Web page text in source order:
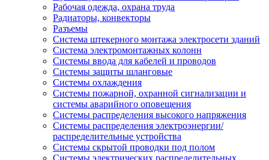
Рабочая одежда, охрана труда
Радиаторы, конвекторы
Разъемы
Система штекерного монтажа электросети зданий
Система электромонтажных колонн
Системы ввода для кабелей и проводов
Системы защиты шланговые
Системы охлаждения
Системы пожарной, охранной сигнализации и
системы аварийного оповещения
Системы распределения высокого напряжения
Системы распределения электроэнергии/
распределительные устройства
Системы скрытой проводки под полом
Системы электрических распределительных